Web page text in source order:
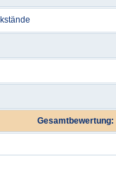
Gesamtbewertung: